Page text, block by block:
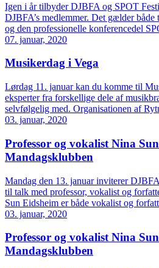
Igen i år tilbyder DJBFA og SPOT
DJBFA’s medlemmer. Det gælder
og den professionelle konferencedel
07. januar, 2020
Musikerdag i Vega
Lørdag 11. januar kan du komme til
eksperter fra forskellige dele af
selvfølgelig med. Organisationen af
03. januar, 2020
Professor og vokalist Nina
Mandagsklubben
Mandag den 13. januar inviterer
til talk med professor, vokalist og
Sun Eidsheim er både vokalist og
03. januar, 2020
Professor og vokalist Nina
Mandagsklubben